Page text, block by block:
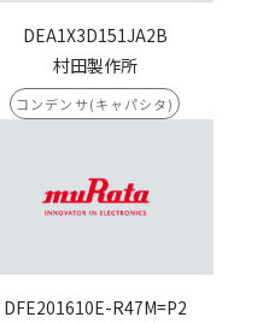
DEA1X3D151JA2B
村田製作所
コンデンサ(キャパシタ)
DFE201610E-R47M=P2